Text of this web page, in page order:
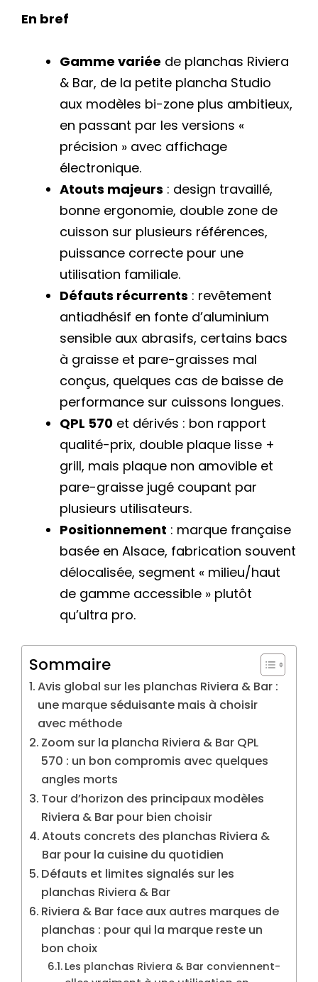
En bref
Gamme variée de planchas Riviera
& Bar, de la petite plancha Studio
aux modèles bi-zone plus ambitieux,
en passant par les versions «
précision » avec affichage
électronique.
Atouts majeurs : design travaillé,
bonne ergonomie, double zone de
cuisson sur plusieurs références,
puissance correcte pour une
utilisation familiale.
Défauts récurrents : revêtement
antiadhésif en fonte d’aluminium
sensible aux abrasifs, certains bacs
à graisse et pare-graisses mal
conçus, quelques cas de baisse de
performance sur cuissons longues.
QPL 570 et dérivés : bon rapport
qualité-prix, double plaque lisse +
grill, mais plaque non amovible et
pare-graisse jugé coupant par
plusieurs utilisateurs.
Positionnement : marque française
basée en Alsace, fabrication souvent
délocalisée, segment « milieu/haut
de gamme accessible » plutôt
qu’ultra pro.
Sommaire
Avis global sur les planchas Riviera & Bar :
une marque séduisante mais à choisir
avec méthode
Zoom sur la plancha Riviera & Bar QPL
570 : un bon compromis avec quelques
angles morts
Tour d’horizon des principaux modèles
Riviera & Bar pour bien choisir
Atouts concrets des planchas Riviera &
Bar pour la cuisine du quotidien
Défauts et limites signalés sur les
planchas Riviera & Bar
Riviera & Bar face aux autres marques de
planchas : pour qui la marque reste un
bon choix
Les planchas Riviera & Bar conviennent-